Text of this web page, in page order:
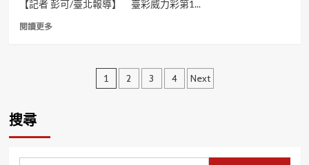
現
愛
探
索
季
盛
SHOW
【記者 彭可/臺北報導】 臺彩威力彩第1...
閱讀更多Read
財
文
1 2 3 4 Next
搜尋